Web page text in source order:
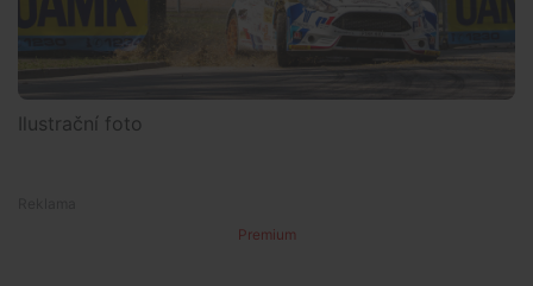
Ilustrační foto
Premium